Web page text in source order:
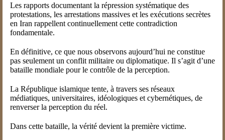
Les rapports documentant la répression systématique des
protestations, les arrestations massives et les exécutions secrètes
en Iran rappellent continuellement cette contradiction
fondamentale.
En définitive, ce que nous observons aujourd’hui ne constitue
pas seulement un conflit militaire ou diplomatique. Il s’agit d’une
bataille mondiale pour le contrôle de la perception.
La République islamique tente, à travers ses réseaux
médiatiques, universitaires, idéologiques et cybernétiques, de
renverser la perception du réel.
Dans cette bataille, la vérité devient la première victime.